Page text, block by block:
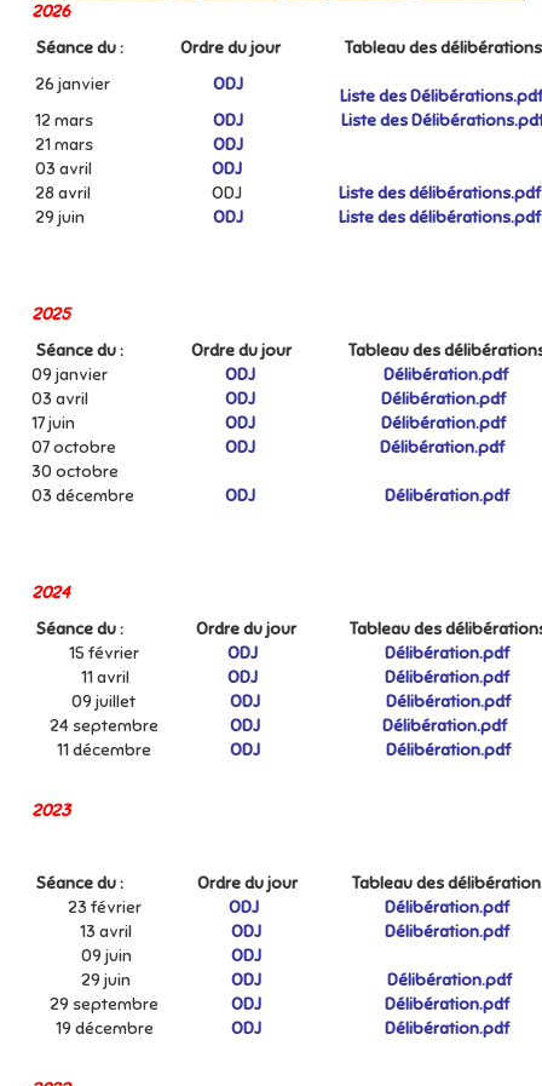
2026
Séance du :
Ordre du jour
Tableau des délibérations
26 janvier
ODJ
Liste des Délibérations.pdf
12 mars
ODJ
Liste des
21 mars
ODJ
03 avril
ODJ
28 avril
ODJ
Liste des
29 juin
ODJ Liste des
2025
Séance du :
Ordre du jour
Tableau des
09 janvier
ODJ
Délibération.pdf
03 avril
ODJ
Délibération.pdf
17 juin
ODJ
Délibération.pdf
07 octobre
ODJ
Délibération.pdf
30 octobre
03 décembre
ODJ Délibération.pdf
2024
Séance du :
Ordre du jour
Tableau des
15 février
Délibération.pdf
11 avril
ODJ
Délibération.pdf
09 juillet
ODJ
Délibération.pdf
24 septembre
ODJ
Délibération.pdf
11 décembre
ODJ Délibération.pdf
2023
Séance du : Ordre du jour
Tableau des
23 février
Délibération.pdf
13 avril
ODJ
Délibération.pdf
09 juin
ODJ
29 juin
ODJ
Délibération.pdf
29 septembre
ODJ
Délibération.pdf
19 décembre
ODJ Délibération.pdf